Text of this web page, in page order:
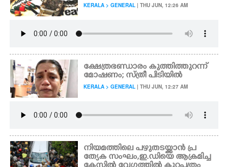
KERALA > GENERAL | THU JUN, 12:26 AM
ക്ഷേത്രഭണ്ഡാരം കുത്തിത്തുറന്ന്
മോഷണം; സ്ത്രീ പിടിയിൽ
KERALA > GENERAL | THU JUN, 12:27 AM
നിയമത്തിലെ പഴുതടയ്ക്കാൻ പ്ര
ത്യേക സംഘം,​ ഇ.ഡിയെ ആക്രമിച്ച